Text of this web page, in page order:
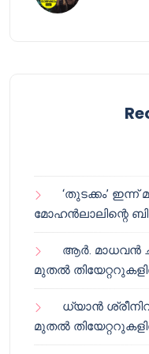
‘തുടക്കം’
മോഹൻലാലിന്റെ
ആർ. മാധവൻ
മുതൽ
ധ്യാൻ
മുതൽ